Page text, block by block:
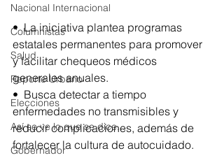
Nacional Internacional
Columnistas
Salud
Reporte Urbano
Elecciones
Así se ve lo que se dice...
Gobernador
•⁠  ⁠La iniciativa plantea programas
estatales permanentes para promover
y facilitar chequeos médicos
generales anuales.
•⁠  ⁠Busca detectar a tiempo
enfermedades no transmisibles y
reducir complicaciones, además de
fortalecer la cultura de autocuidado.